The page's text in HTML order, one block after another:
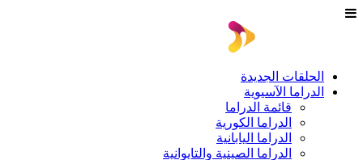
الحلقات الجديدة
الدراما الآسيوية
قائمة الدراما
الدراما الكورية
الدراما اليابانية
الدراما الصينية والتايوانية